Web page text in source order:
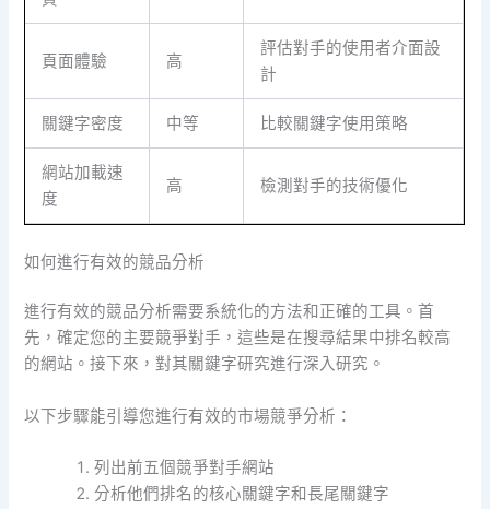
頁面體驗 高
評估對手的使用者介面設
計
關鍵字密度 中等 比較關鍵字使用策略
網站加載速
度
高 檢測對手的技術優化
如何進行有效的競品分析
進行有效的競品分析需要系統化的方法和正確的工具。首
先，確定您的主要競爭對手，這些是在搜尋結果中排名較高
的網站。接下來，對其關鍵字研究進行深入研究。
以下步驟能引導您進行有效的市場競爭分析：
列出前五個競爭對手網站
分析他們排名的核心關鍵字和長尾關鍵字